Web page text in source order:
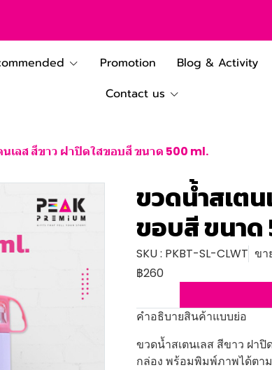
Promotion Blog & Activity
Contact us
นเลส สีขาว ฝาปิดใสขอบสี ขนาด 500 ml.
ขวดน้ำสเตน
ขอบสี ขนาด
SKU : PKBT-SL-CLWT ขา
฿260
คำอธิบายสินค้าแบบย่อ
ขวดน้ำสเตนเลส สีขาว ฝา
กล่อง พร้อมพิมพ์ภาพได้ตา